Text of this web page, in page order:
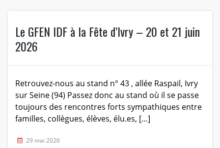
Le GFEN IDF à la Fête d’Ivry – 20 et 21 juin
2026
Retrouvez-nous au stand n° 43 , allée Raspail, Ivry
sur Seine (94) Passez donc au stand où il se passe
toujours des rencontres forts sympathiques entre
familles, collègues, élèves, élu.es, […]
29 mai 2026